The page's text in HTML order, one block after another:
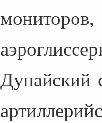
Дунайский